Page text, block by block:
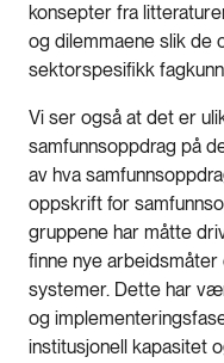
konsepter fra
og dilemmaene slik de
sektorspesifikk
Vi ser også at det er
samfunnsoppdrag på
av hva
oppskrift for
gruppene har måtte
finne nye
systemer. Dette har
og
institusjonell kapasitet